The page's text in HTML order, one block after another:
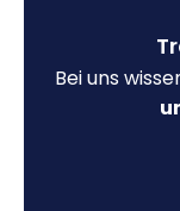
Bei uns